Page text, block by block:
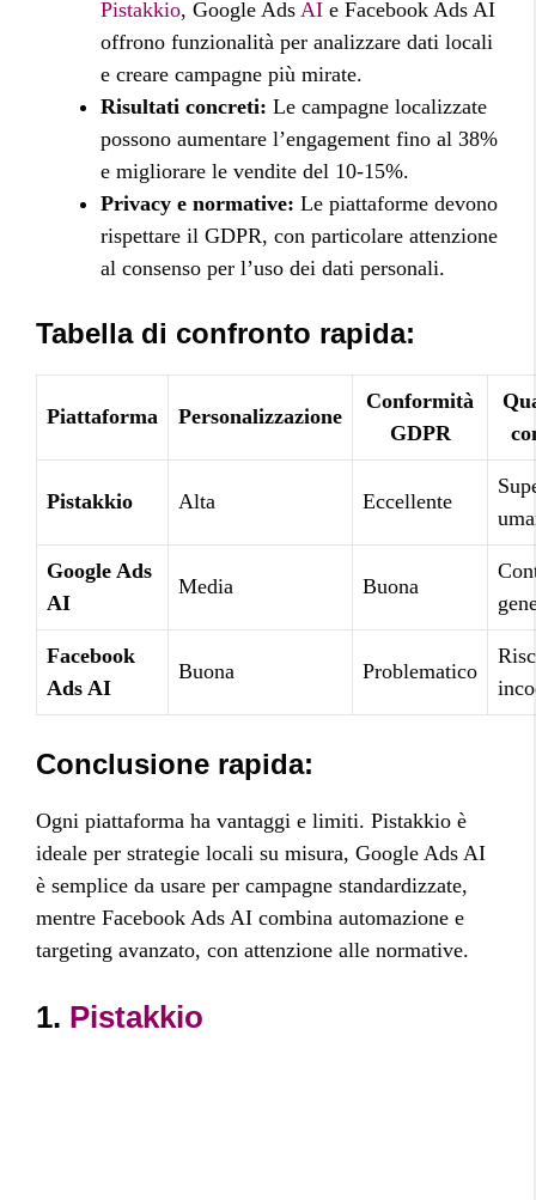
Pistakkio, Google Ads AI e Facebook Ads AI
offrono funzionalità per analizzare dati locali
e creare campagne più mirate.
Risultati concreti: Le campagne localizzate
possono aumentare l’engagement fino al 38%
e migliorare le vendite del 10-15%.
Privacy e normative: Le piattaforme devono
rispettare il GDPR, con particolare attenzione
al consenso per l’uso dei dati personali.
Tabella di confronto rapida:
Piattaforma Personalizzazione
Conformità
GDPR
Pistakkio Alta Eccellente
Google Ads
AI
Media Buona
Facebook
Ads AI
Buona Problematico
Conclusione rapida:
Ogni piattaforma ha vantaggi e limiti. Pistakkio è
ideale per strategie locali su misura, Google Ads AI
è semplice da usare per campagne standardizzate,
mentre Facebook Ads AI combina automazione e
targeting avanzato, con attenzione alle normative.
1. Pistakkio